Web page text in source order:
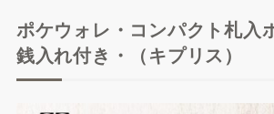
ポケウォレ・コンパクト札入
銭入れ付き・（キプリス）